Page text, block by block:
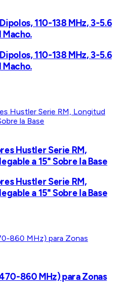
110-138 MHz, 3-5.6
Macho.
110-138 MHz, 3-5.6
Macho.
Hustler Serie RM,
a 15" Sobre la Base
Hustler Serie RM,
a 15" Sobre la Base
860 MHz) para Zonas